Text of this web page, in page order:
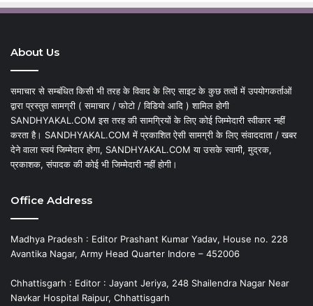
About Us
समाचार से सम्बंधित किसी भी तरह के विवाद के लिए साइट के कुछ तत्वों में उपयोगकर्ताओं
द्वारा प्रस्तुत सामग्री ( समाचार / फोटो / विडियो आदि ) शामिल होगी
SANDHYAKAL.COM इस तरह की सामग्रियों के लिए कोई जिम्मेदारी स्वीकार नहीं
करता है। SANDHYAKAL.COM में प्रकाशित ऐसी सामग्री के लिए संवाददाता / खबर
देने वाला स्वयं जिम्मेदार होगा, SANDHYAKAL.COM या उसके स्वामी, मुद्रक,
प्रकाशक, संपादक की कोई भी जिम्मेदारी नहीं होगी।
Office Address
Madhya Pradesh : Editor Prashant Kumar Yadav, House no. 228
Avantika Nagar, Army Head Quarter Indore – 452006
Chhattisgarh : Editor : Jayant Jeriya, 248 Shailendra Nagar Near
Navkar Hospital Raipur, Chhattisgarh